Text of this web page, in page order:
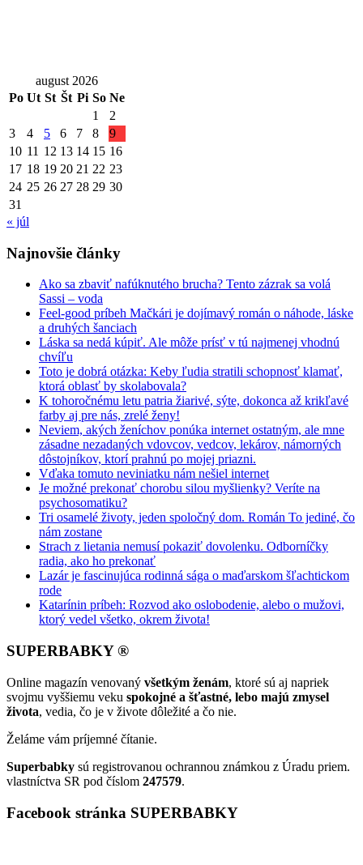
august 2026
Po Ut St Št Pi So Ne
1
2
3
4 5 6 7 8
9
10 11 12 13 14 15 16
17 18 19 20 21 22 23
24 25 26 27 28 29 30
31
« júl
Najnovšie články
Ako sa zbaviť nafúknutého brucha? Tento zázrak sa volá
Sassi – voda
Feel-good príbeh Mačkári je dojímavý román o náhode, láske
a druhých šanciach
Láska sa nedá kúpiť. Ale môže prísť v tú najmenej vhodnú
chvíľu
Toto je dobrá otázka: Keby ľudia stratili schopnosť klamať,
ktorá oblasť by skolabovala?
K tohoročnému letu patria žiarivé, sýte, dokonca až krikľavé
farby aj pre nás, zrelé ženy!
Neviem, akých ženíchov ponúka internet ostatným, ale mne
zásadne nezadaných vdovcov, vedcov, lekárov, námorných
dôstojníkov, ktorí prahnú po mojej priazni.
Vďaka tomuto neviniatku nám nešiel internet
Je možné prekonať chorobu silou myšlienky? Veríte na
psychosomatiku?
Tri osamelé životy, jeden spoločný dom. Román To jediné, čo
nám zostane
Strach z lietania nemusí pokaziť dovolenku. Odborníčky
radia, ako ho prekonať
Lazár je fascinujúca rodinná sága o maďarskom šľachtickom
rode
Katarínin príbeh: Rozvod ako oslobodenie, alebo o mužovi,
ktorý vedel všetko, okrem života!
SUPERBABKY ®
Online magazín venovaný všetkým ženám, ktoré sú aj napriek
svojmu vyššiemu veku spokojné a šťastné, lebo majú zmysel
života, vedia, čo je v živote dôležité a čo nie.
Želáme vám príjemné čítanie.
Superbabky sú registrovanou ochrannou známkou z Úradu priem.
vlastníctva SR pod číslom 247579.
Facebook stránka SUPERBABKY